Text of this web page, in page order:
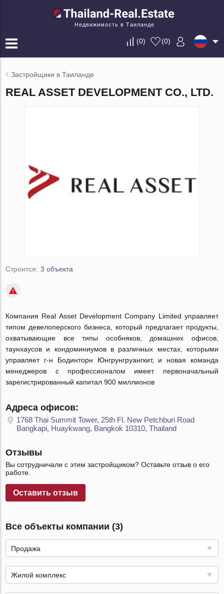
Недвижимость в Таиланде
(0) (0)
Застройщики в Таиланде
REAL ASSET DEVELOPMENT CO., LTD.
Строится: 3 объекта
Компания Real Asset Development Company Limited управляет
типом девелоперского бизнеса, который предлагает продукты,
охватывающие все типы особняков, домашних офисов,
таунхаусов и кондоминиумов в различных местах, которыми
управляет г-н Бодинторн Юнгрунгруангкит, и новая команда
менеджеров с профессионалом имеет первоначальный
зарегистрированный капитал 900 миллионов
Адреса офисов:
1768 Thai Summit Tower, 25th Fl. New Petchburi Road
Bangkapi, Huaykwang, Bangkok 10310, Thailand
Отзывы
Вы сотрудничали с этим застройщиком? Оставьте отзыв о его
работе.
Оставить отзыв
Все объекты компании (3)
Продажа
Жилой комплекс